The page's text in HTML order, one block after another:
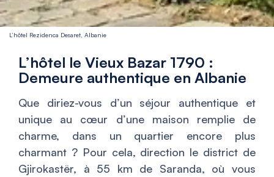
L’hôtel Rezidenca Desaret, Albanie
L’hôtel le Vieux Bazar 1790 :
Demeure authentique en Albanie
Que diriez-vous d’un séjour authentique et
unique au cœur d’une maison remplie de
charme, dans un quartier encore plus
charmant ? Pour cela, direction le district de
Gjirokastër, à 55 km de Saranda, où vous